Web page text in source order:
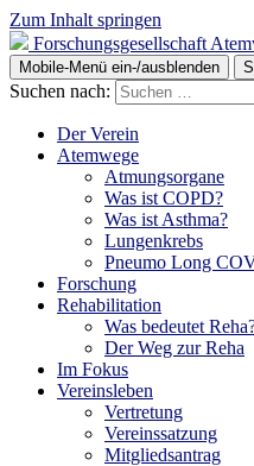
Zum Inhalt springen
Forschungsgesellschaft
Mobile-Menü ein-/ausblenden
Suchen nach:
Der Verein
Atemwege
Atmungsorgane
Was ist COPD?
Was ist Asthma?
Lungenkrebs
Pneumo Long
Forschung
Rehabilitation
Was bedeutet
Der Weg zur Reha
Im Fokus
Vereinsleben
Vertretung
Vereinssatzung
Mitgliedsantrag